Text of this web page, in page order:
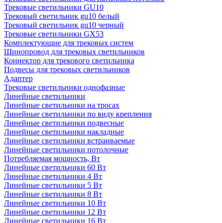
Трековые светильники GU10
Трековый светильник gu10 белый
Трековый светильник gu10 черный
Трековые светильники GX53
Комплектующие для трековых систем
Шинопровод для трековых светильников
Коннектор для трекового светильника
Подвесы для трековых светильников
Адаптер
Трековые светильники однофазные
Линейные светильники
Линейные светильники на тросах
Линейные светильники по виду крепления
Линейные светильники подвесные
Линейные светильники накладные
Линейные светильники встраиваемые
Линейные светильники потолочные
Потребляемая мощность, Вт
Линейные светильники 60 Вт
Линейные светильники 4 Вт
Линейные светильники 5 Вт
Линейные светильники 8 Вт
Линейные светильники 10 Вт
Линейные светильники 12 Вт
Линейные светильники 16 Вт